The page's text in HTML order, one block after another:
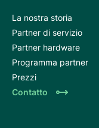
La nostra storia
Partner di servizio
Partner hardware
Programma partner
Prezzi
Contatto